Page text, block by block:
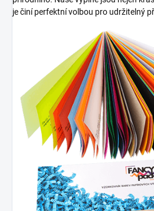
je činí perfektní volbou pro udržitelný